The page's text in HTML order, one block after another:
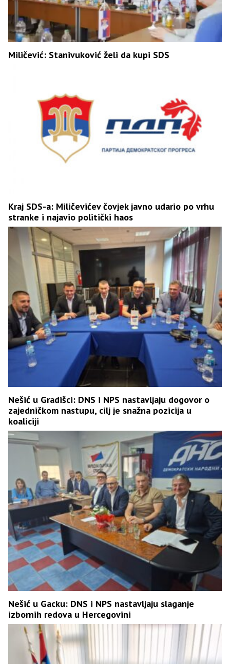
Miličević: Stanivuković želi da kupi SDS
Kraj SDS-a: Miličevićev čovjek javno udario po vrhu
stranke i najavio politički haos
Nešić u Gradišci: DNS i NPS nastavljaju dogovor o
zajedničkom nastupu, cilj je snažna pozicija u
koaliciji
Nešić u Gacku: DNS i NPS nastavljaju slaganje
izbornih redova u Hercegovini